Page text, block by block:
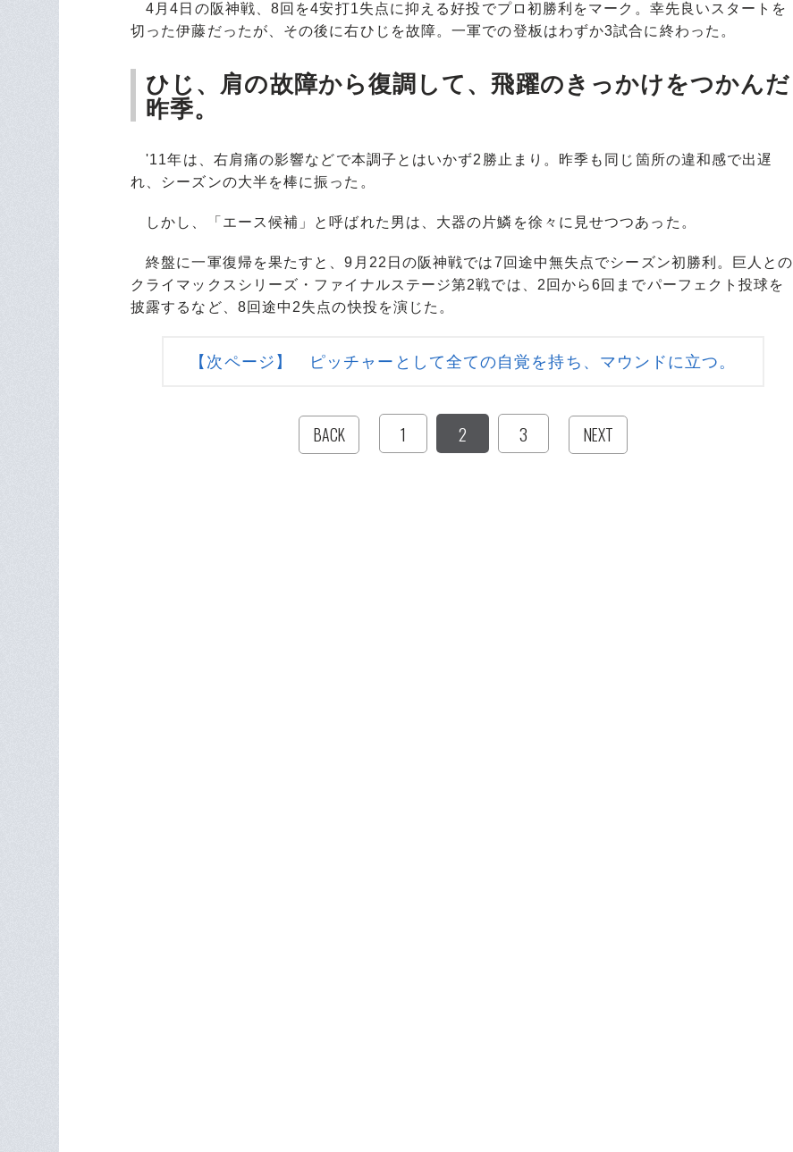
4月4日の阪神戦、8回を4安打1失点に抑える好投でプロ初勝利をマーク。幸先良いスタートを
切った伊藤だったが、その後に右ひじを故障。一軍での登板はわずか3試合に終わった。
ひじ、肩の故障から復調して、飛躍のきっかけをつかんだ
昨季。
'11年は、右肩痛の影響などで本調子とはいかず2勝止まり。昨季も同じ箇所の違和感で出遅
れ、シーズンの大半を棒に振った。
しかし、「エース候補」と呼ばれた男は、大器の片鱗を徐々に見せつつあった。
終盤に一軍復帰を果たすと、9月22日の阪神戦では7回途中無失点でシーズン初勝利。巨人との
クライマックスシリーズ・ファイナルステージ第2戦では、2回から6回までパーフェクト投球を
披露するなど、8回途中2失点の快投を演じた。
【次ページ】 ピッチャーとして全ての自覚を持ち、マウンドに立つ。
BACK 1 2 3 NEXT